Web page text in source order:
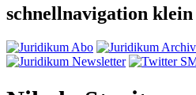
schnellnavigation klein